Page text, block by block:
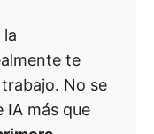
la
te
No se
más que